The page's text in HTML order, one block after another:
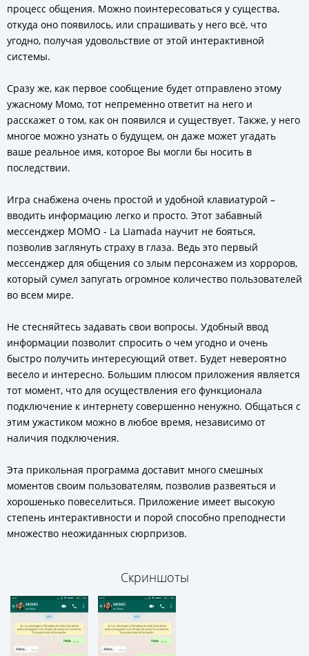
процесс общения. Можно поинтересоваться у существа,
откуда оно появилось, или спрашивать у него всё, что
угодно, получая удовольствие от этой интерактивной
системы.
Сразу же, как первое сообщение будет отправлено этому
ужасному Момо, тот непременно ответит на него и
расскажет о том, как он появился и существует. Также, у него
многое можно узнать о будущем, он даже может угадать
ваше реальное имя, которое Вы могли бы носить в
последствии.
Игра снабжена очень простой и удобной клавиатурой –
вводить информацию легко и просто. Этот забавный
мессенджер MOMO - La LIamada научит не бояться,
позволив заглянуть страху в глаза. Ведь это первый
мессенджер для общения со злым персонажем из хорроров,
который сумел запугать огромное количество пользователей
во всем мире.
Не стесняйтесь задавать свои вопросы. Удобный ввод
информации позволит спросить о чем угодно и очень
быстро получить интересующий ответ. Будет невероятно
весело и интересно. Большим плюсом приложения является
тот момент, что для осуществления его функционала
подключение к интернету совершенно ненужно. Общаться с
этим ужастиком можно в любое время, независимо от
наличия подключения.
Эта прикольная программа доставит много смешных
моментов своим пользователям, позволив развеяться и
хорошенько повеселиться. Приложение имеет высокую
степень интерактивности и порой способно преподнести
множество неожиданных сюрпризов.
Скриншоты